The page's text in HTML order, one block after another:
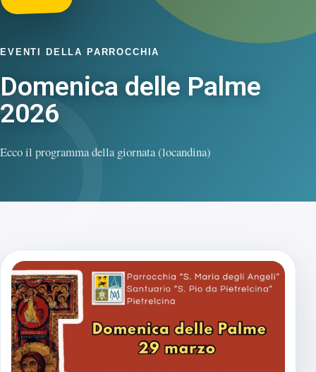
EVENTI DELLA PARROCCHIA
Domenica delle Palme
2026
Ecco il programma della giornata (locandina)